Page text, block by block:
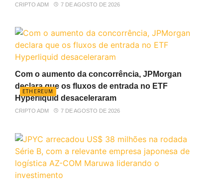
CRIPTO ADM 7 DE AGOSTO DE 2026
ETHEREUM
Com o aumento da concorrência, JPMorgan
declara que os fluxos de entrada no ETF
Hyperliquid desaceleraram
CRIPTO ADM 7 DE AGOSTO DE 2026